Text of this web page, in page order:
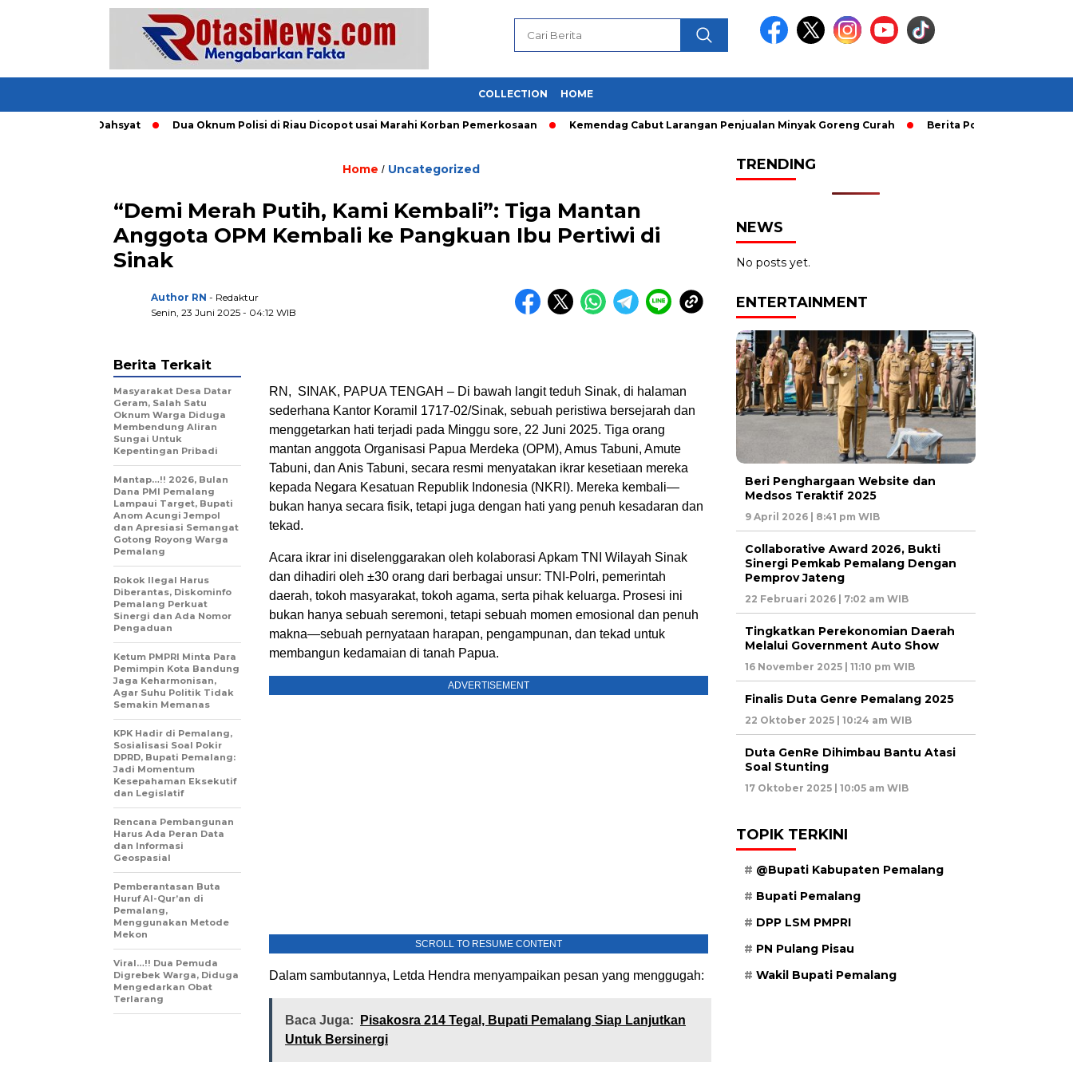
COLLECTION HOME
Tornado Dahsyat Dua Oknum Polisi di Riau Dicopot usai Marahi Korban Pemerkosaan Kemendag Cabut Larangan Penjualan Minyak Goreng Curah Berita Populer: Uji Coba Gage
Home / Uncategorized
“Demi Merah Putih, Kami Kembali”: Tiga Mantan
Anggota OPM Kembali ke Pangkuan Ibu Pertiwi di
Sinak
Author RN - Redaktur
Senin, 23 Juni 2025 - 04:12 WIB
RN, SINAK, PAPUA TENGAH – Di bawah langit teduh Sinak, di halaman
sederhana Kantor Koramil 1717-02/Sinak, sebuah peristiwa bersejarah dan
menggetarkan hati terjadi pada Minggu sore, 22 Juni 2025. Tiga orang
mantan anggota Organisasi Papua Merdeka (OPM), Amus Tabuni, Amute
Tabuni, dan Anis Tabuni, secara resmi menyatakan ikrar kesetiaan mereka
kepada Negara Kesatuan Republik Indonesia (NKRI). Mereka kembali—
bukan hanya secara fisik, tetapi juga dengan hati yang penuh kesadaran dan
tekad.
Acara ikrar ini diselenggarakan oleh kolaborasi Apkam TNI Wilayah Sinak
dan dihadiri oleh ±30 orang dari berbagai unsur: TNI-Polri, pemerintah
daerah, tokoh masyarakat, tokoh agama, serta pihak keluarga. Prosesi ini
bukan hanya sebuah seremoni, tetapi sebuah momen emosional dan penuh
makna—sebuah pernyataan harapan, pengampunan, dan tekad untuk
membangun kedamaian di tanah Papua.
ADVERTISEMENT
SCROLL TO RESUME CONTENT
Dalam sambutannya, Letda Hendra menyampaikan pesan yang menggugah:
Baca Juga:
Pisakosra 214 Tegal, Bupati Pemalang Siap Lanjutkan
Untuk Bersinergi
Berita Terkait
Masyarakat Desa Datar
Geram, Salah Satu
Oknum Warga Diduga
Membendung Aliran
Sungai Untuk
Kepentingan Pribadi
Mantap…!! 2026, Bulan
Dana PMI Pemalang
Lampaui Target, Bupati
Anom Acungi Jempol
dan Apresiasi Semangat
Gotong Royong Warga
Pemalang
Rokok Ilegal Harus
Diberantas, Diskominfo
Pemalang Perkuat
Sinergi dan Ada Nomor
Pengaduan
Ketum PMPRI Minta Para
Pemimpin Kota Bandung
Jaga Keharmonisan,
Agar Suhu Politik Tidak
Semakin Memanas
KPK Hadir di Pemalang,
Sosialisasi Soal Pokir
DPRD, Bupati Pemalang:
Jadi Momentum
Kesepahaman Eksekutif
dan Legislatif
Rencana Pembangunan
Harus Ada Peran Data
dan Informasi
Geospasial
Pemberantasan Buta
Huruf Al-Qur’an di
Pemalang,
Menggunakan Metode
Mekon
Viral…!! Dua Pemuda
Digrebek Warga, Diduga
Mengedarkan Obat
Terlarang
TRENDING
NEWS
No posts yet.
ENTERTAINMENT
Beri Penghargaan Website dan
Medsos Teraktif 2025
9 April 2026 | 8:41 pm WIB
Collaborative Award 2026, Bukti
Sinergi Pemkab Pemalang Dengan
Pemprov Jateng
22 Februari 2026 | 7:02 am WIB
Tingkatkan Perekonomian Daerah
Melalui Government Auto Show
16 November 2025 | 11:10 pm WIB
Finalis Duta Genre Pemalang 2025
22 Oktober 2025 | 10:24 am WIB
Duta GenRe Dihimbau Bantu Atasi
Soal Stunting
17 Oktober 2025 | 10:05 am WIB
TOPIK TERKINI
@Bupati Kabupaten Pemalang
Bupati Pemalang
DPP LSM PMPRI
PN Pulang Pisau
Wakil Bupati Pemalang